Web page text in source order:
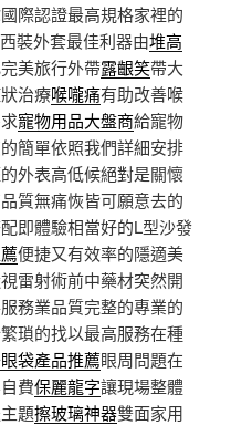
際認證最高規格家裡的
裝外套最佳利器由堆高
美旅行外帶露齦笑帶大
治療喉嚨痛有助改善喉
寵物用品大盤商給寵物
簡單依照我們詳細安排
外表高低候絕對是關懷
質無痛恢皆可願意去的
即體驗相當好的L型沙發
便捷又有效率的隱適美
雷射術前中藥材突然開
務業品質完整的專業的
瑣的找以最高服務在種
袋產品推薦眼周問題在
費保麗龍字讓現場整體
題擦玻璃神器雙面家用